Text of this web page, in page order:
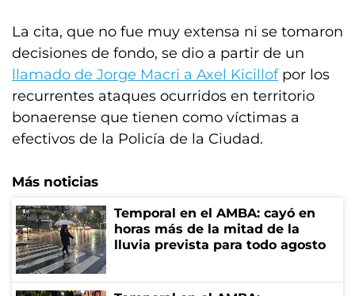
La cita, que no fue muy extensa ni se tomaron
decisiones de fondo, se dio a partir de un
llamado de Jorge Macri a Axel Kicillofpor los
recurrentes ataques ocurridos en territorio
bonaerense que tienen como víctimas a
efectivos de la Policía de la Ciudad.
Más noticias
Temporal en el AMBA: cayó en
horas más de la mitad de la
lluvia prevista para todo agosto